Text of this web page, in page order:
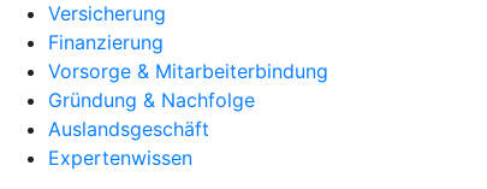
Versicherung
Finanzierung
Vorsorge & Mitarbeiterbindung
Gründung & Nachfolge
Auslandsgeschäft
Expertenwissen